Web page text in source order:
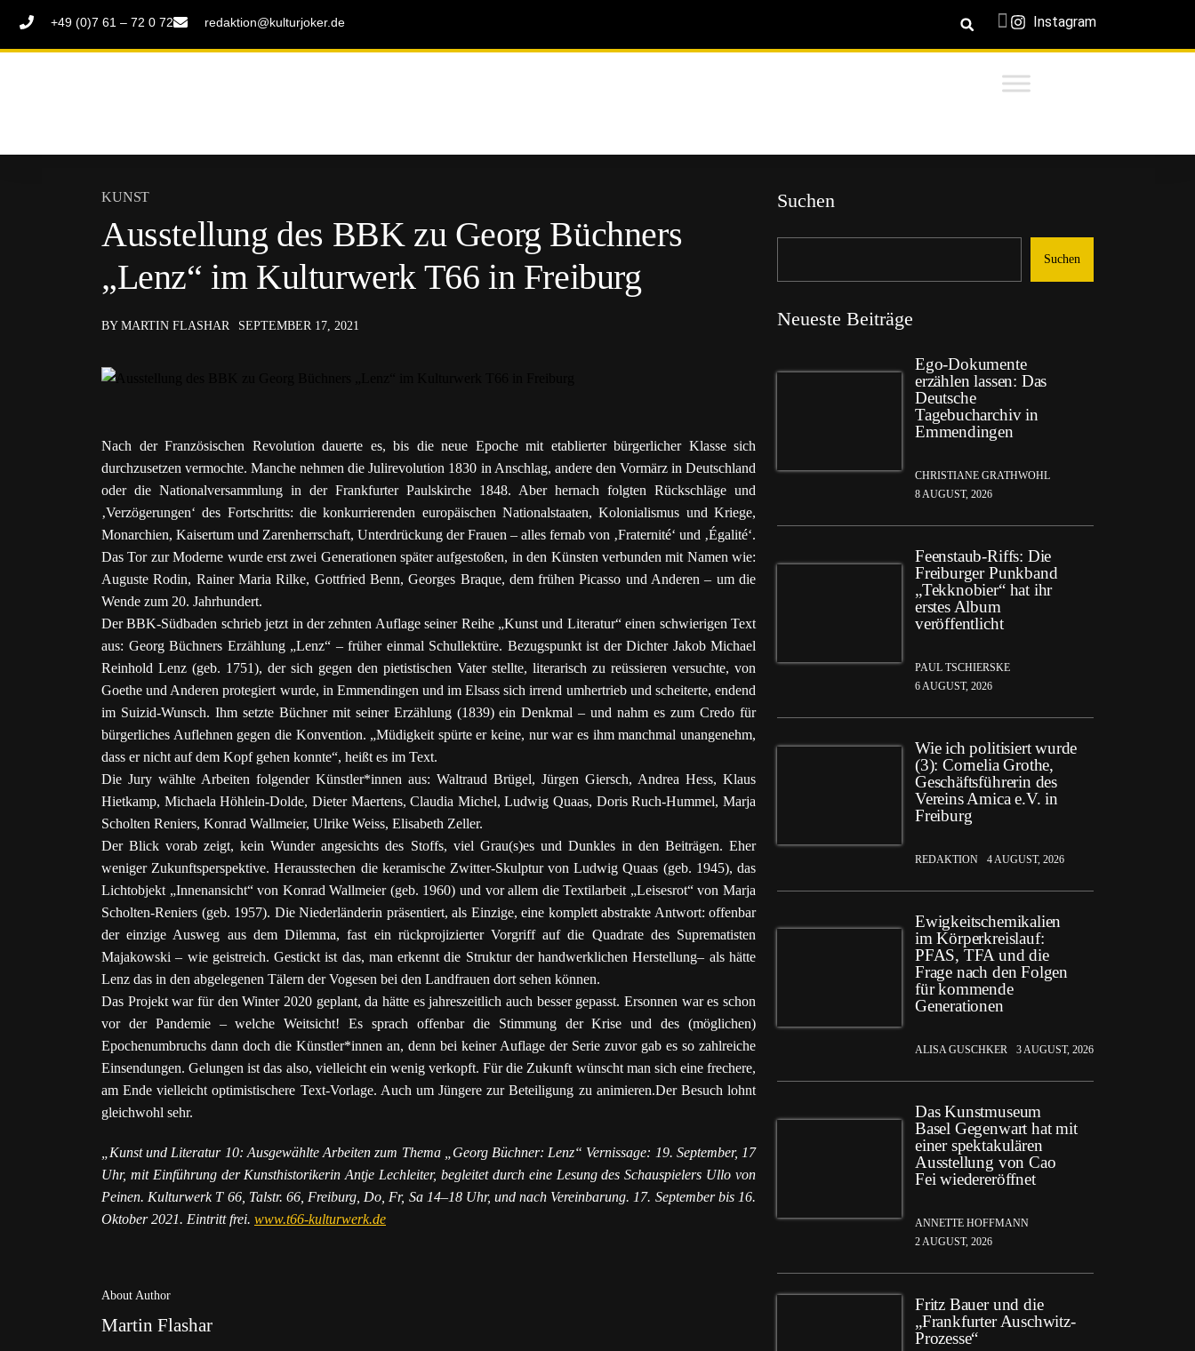
+49 (0)7 61 – 72 0 72 redaktion@kulturjoker.de Instagram
KUNST
Ausstellung des BBK zu Georg Büchners
„Lenz“ im Kulturwerk T66 in Freiburg
BY MARTIN FLASHAR SEPTEMBER 17, 2021
Nach der Französischen Revolution dauerte es, bis die neue Epoche mit etablierter bürgerlicher Klasse sich
durchzusetzen vermochte. Manche nehmen die Julirevolution 1830 in Anschlag, andere den Vormärz in Deutschland
oder die Nationalversammlung in der Frankfurter Paulskirche 1848. Aber hernach folgten Rückschläge und
‚Verzögerungen‘ des Fortschritts: die konkurrierenden europäischen Nationalstaaten, Kolonialismus und Kriege,
Monarchien, Kaisertum und Zarenherrschaft, Unterdrückung der Frauen – alles fernab von ‚Fraternité‘ und ‚Égalité‘.
Das Tor zur Moderne wurde erst zwei Generationen später aufgestoßen, in den Künsten verbunden mit Namen wie:
Auguste Rodin, Rainer Maria Rilke, Gottfried Benn, Georges Braque, dem frühen Picasso und Anderen – um die
Wende zum 20. Jahrhundert.
Der BBK-Südbaden schrieb jetzt in der zehnten Auflage seiner Reihe „Kunst und Literatur“ einen schwierigen Text
aus: Georg Büchners Erzählung „Lenz“ – früher einmal Schullektüre. Bezugspunkt ist der Dichter Jakob Michael
Reinhold Lenz (geb. 1751), der sich gegen den pietistischen Vater stellte, literarisch zu reüssieren versuchte, von
Goethe und Anderen protegiert wurde, in Emmendingen und im Elsass sich irrend umhertrieb und scheiterte, endend
im Suizid-Wunsch. Ihm setzte Büchner mit seiner Erzählung (1839) ein Denkmal – und nahm es zum Credo für
bürgerliches Auflehnen gegen die Konvention. „Müdigkeit spürte er keine, nur war es ihm manchmal unangenehm,
dass er nicht auf dem Kopf gehen konnte“, heißt es im Text.
Die Jury wählte Arbeiten folgender Künstler*innen aus: Waltraud Brügel, Jürgen Giersch, Andrea Hess, Klaus
Hietkamp, Michaela Höhlein-Dolde, Dieter Maertens, Claudia Michel, Ludwig Quaas, Doris Ruch-Hummel, Marja
Scholten Reniers, Konrad Wallmeier, Ulrike Weiss, Elisabeth Zeller.
Der Blick vorab zeigt, kein Wunder angesichts des Stoffs, viel Grau(s)es und Dunkles in den Beiträgen. Eher
weniger Zukunftsperspektive. Herausstechen die keramische Zwitter-Skulptur von Ludwig Quaas (geb. 1945), das
Lichtobjekt „Innenansicht“ von Konrad Wallmeier (geb. 1960) und vor allem die Textilarbeit „Leisesrot“ von Marja
Scholten-Reniers (geb. 1957). Die Niederländerin präsentiert, als Einzige, eine komplett abstrakte Antwort: offenbar
der einzige Ausweg aus dem Dilemma, fast ein rückprojizierter Vorgriff auf die Quadrate des Suprematisten
Majakowski – wie geistreich. Gestickt ist das, man erkennt die Struktur der handwerklichen Herstellung– als hätte
Lenz das in den abgelegenen Tälern der Vogesen bei den Landfrauen dort sehen können.
Das Projekt war für den Winter 2020 geplant, da hätte es jahreszeitlich auch besser gepasst. Ersonnen war es schon
vor der Pandemie – welche Weitsicht! Es sprach offenbar die Stimmung der Krise und des (möglichen)
Epochenumbruchs dann doch die Künstler*innen an, denn bei keiner Auflage der Serie zuvor gab es so zahlreiche
Einsendungen. Gelungen ist das also, vielleicht ein wenig verkopft. Für die Zukunft wünscht man sich eine frechere,
am Ende vielleicht optimistischere Text-Vorlage. Auch um Jüngere zur Beteiligung zu animieren.Der Besuch lohnt
gleichwohl sehr.
„Kunst und Literatur 10: Ausgewählte Arbeiten zum Thema „Georg Büchner: Lenz“ Vernissage: 19. September, 17
Uhr, mit Einführung der Kunsthistorikerin Antje Lechleiter, begleitet durch eine Lesung des Schauspielers Ullo von
Peinen. Kulturwerk T 66, Talstr. 66, Freiburg, Do, Fr, Sa 14–18 Uhr, und nach Vereinbarung. 17. September bis 16.
Oktober 2021. Eintritt frei. www.t66-kulturwerk.de
About Author
Martin Flashar
Suchen
Suchen
Neueste Beiträge
Ego-Dokumente
erzählen lassen: Das
Deutsche
Tagebucharchiv in
Emmendingen
CHRISTIANE GRATHWOHL
8 AUGUST, 2026
Feenstaub-Riffs: Die
Freiburger Punkband
„Tekknobier“ hat ihr
erstes Album
veröffentlicht
PAUL TSCHIERSKE
6 AUGUST, 2026
Wie ich politisiert wurde
(3): Cornelia Grothe,
Geschäftsführerin des
Vereins Amica e.V. in
Freiburg
REDAKTION 4 AUGUST, 2026
Ewigkeitschemikalien
im Körperkreislauf:
PFAS, TFA und die
Frage nach den Folgen
für kommende
Generationen
ALISA GUSCHKER 3 AUGUST, 2026
Das Kunstmuseum
Basel Gegenwart hat mit
einer spektakulären
Ausstellung von Cao
Fei wiedereröffnet
ANNETTE HOFFMANN
2 AUGUST, 2026
Fritz Bauer und die
„Frankfurter Auschwitz-
Prozesse“